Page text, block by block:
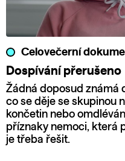
Celovečerní
Dospívání přerušeno
Žádná doposud známá
co se děje se skupinou
končetin nebo
příznaky nemoci, která
je třeba řešit.